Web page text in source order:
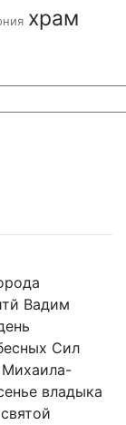
храм
Вадим
Сил
Михаила-
владыка
святой